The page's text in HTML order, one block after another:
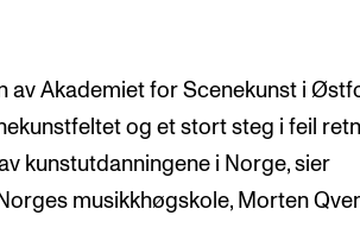
ansatte
og arrangementer
og plakat
av Akademiet for Scenekunst i
og et stort steg i feil
kunstutdanningene i Norge, sier
musikkhøgskole, Morten